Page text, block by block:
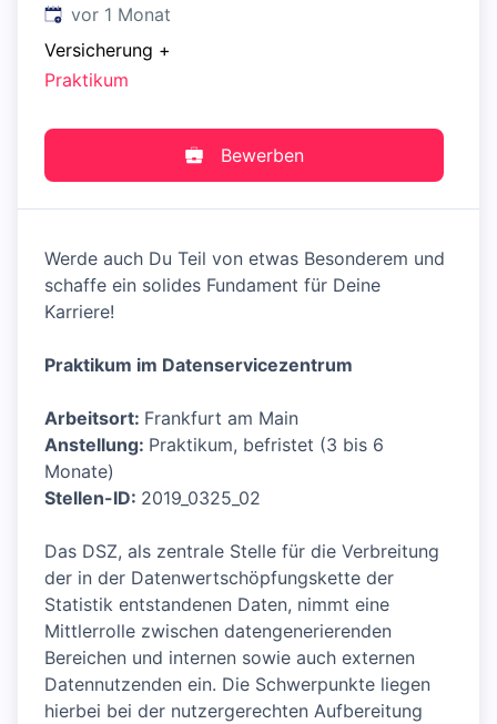
Veröffentlicht:
vor 1 Monat
Versicherung +
Praktikum
Bewerben
Werde auch Du Teil von etwas Besonderem und
schaffe ein solides Fundament für Deine
Karriere!
Praktikum im Datenservicezentrum
Arbeitsort: Frankfurt am Main
Anstellung: Praktikum, befristet (3 bis 6
Monate)
Stellen-ID: 2019_0325_02
Das DSZ, als zentrale Stelle für die Verbreitung
der in der Datenwertschöpfungskette der
Statistik entstandenen Daten, nimmt eine
Mittlerrolle zwischen datengenerierenden
Bereichen und internen sowie auch externen
Datennutzenden ein. Die Schwerpunkte liegen
hierbei bei der nutzergerechten Aufbereitung